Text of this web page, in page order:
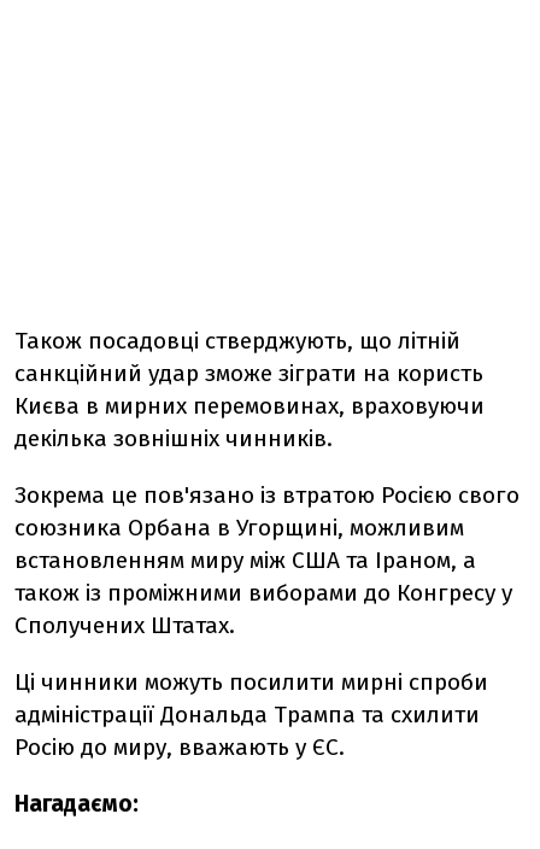
Також посадовці стверджують, що літній
санкційний удар зможе зіграти на користь
Києва в мирних перемовинах, враховуючи
декілька зовнішніх чинників.
Зокрема це пов'язано із втратою Росією свого
союзника Орбана в Угорщині, можливим
встановленням миру між США та Іраном, а
також із проміжними виборами до Конгресу у
Сполучених Штатах.
Ці чинники можуть посилити мирні спроби
адміністрації Дональда Трампа та схилити
Росію до миру, вважають у ЄС.
Нагадаємо: